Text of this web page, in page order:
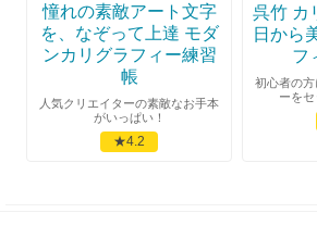
憧れの素敵アート文字
を、なぞって上達 モダ
ンカリグラフィー練習
帳
人気クリエイターの素敵なお手本
がいっぱい！
★4.2
呉竹 カ
日から
フ
初心者の
ーをセ